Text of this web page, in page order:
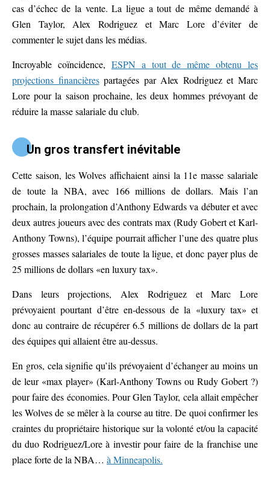
cas d’échec de la vente. La ligue a tout de même demandé à
Glen Taylor, Alex Rodriguez et Marc Lore d’éviter de
commenter le sujet dans les médias.
Incroyable coïncidence, ESPN a tout de même obtenu les
projections financièrespartagées par Alex Rodriguez et Marc
Lore pour la saison prochaine, les deux hommes prévoyant de
réduire la masse salariale du club.
Un gros transfert inévitable
Cette saison, les Wolves affichaient ainsi la 11e masse salariale
de toute la NBA, avec 166 millions de dollars. Mais l’an
prochain, la prolongation d’Anthony Edwards va débuter et avec
deux autres joueurs avec des contrats max (Rudy Gobert et Karl-
Anthony Towns), l’équipe pourrait afficher l’une des quatre plus
grosses masses salariales de toute la ligue, et donc payer plus de
25 millions de dollars «en luxury tax».
Dans leurs projections, Alex Rodriguez et Marc Lore
prévoyaient pourtant d’être en-dessous de la «luxury tax» et
donc au contraire de récupérer 6.5 millions de dollars de la part
des équipes qui allaient être au-dessus.
En gros, cela signifie qu’ils prévoyaient d’échanger au moins un
de leur «max player» (Karl-Anthony Towns ou Rudy Gobert ?)
pour faire des économies. Pour Glen Taylor, cela allait empêcher
les Wolves de se mêler à la course au titre. De quoi confirmer les
craintes du propriétaire historique sur la volonté et/ou la capacité
du duo Rodriguez/Lore à investir pour faire de la franchise une
place forte de la NBA… à Minneapolis.